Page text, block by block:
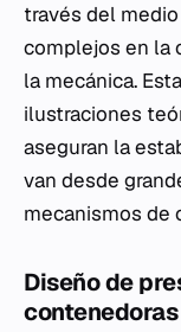
través del
complejos en la
la mecánica.
ilustraciones
aseguran la
van desde
mecanismos de
Diseño de
contenedoras